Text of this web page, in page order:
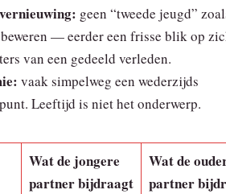
geen “tweede jeugd”
— eerder een frisse blik op
van een gedeeld verleden.
vaak simpelweg een wederzijds
Leeftijd is niet het onderwerp.
Wat de jongere
partner bijdraagt
Wat de
partner